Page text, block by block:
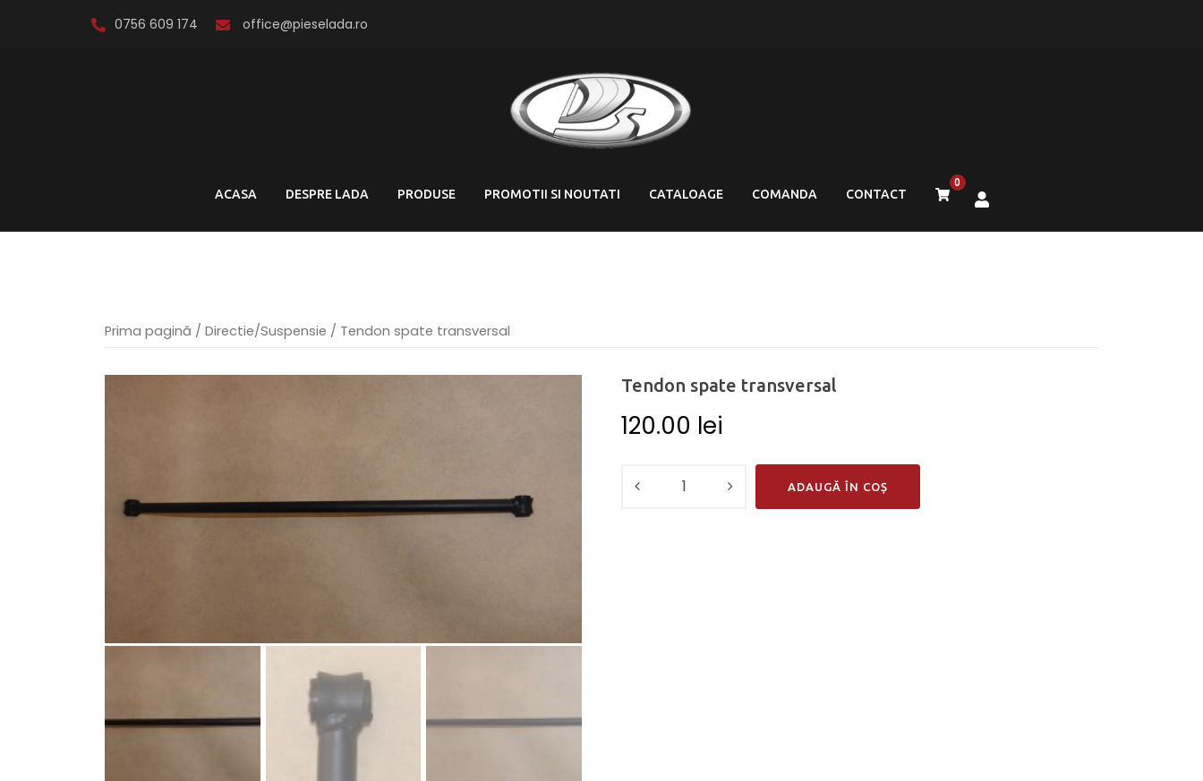
0756 609 174 office@pieselada.ro
ACASA DESPRE LADA PRODUSE PROMOTII SI NOUTATI CATALOAGE COMANDA CONTACT
0
Prima pagină / Directie/Suspensie / Tendon spate transversal
Tendon spate transversal
120.00 lei
Cantitate
ADAUGĂ ÎN COȘ